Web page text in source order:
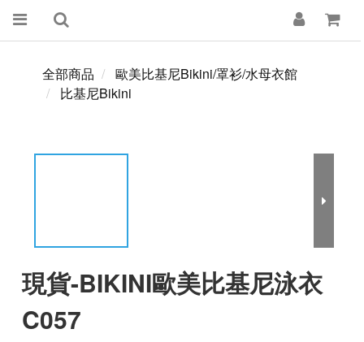
全部商品
歐美比基尼Bikini/罩衫/水母衣館
比基尼Bikini
現貨-BIKINI歐美比基尼泳衣
C057